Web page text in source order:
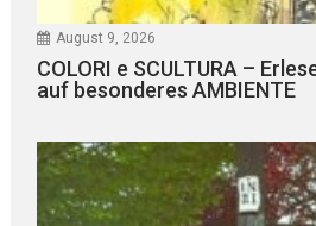
August 9, 2026
COLORI e SCULTURA –
auf besonderes AMBIENTE